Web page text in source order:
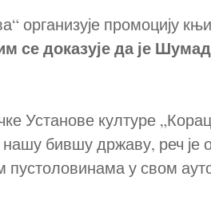
организује промоцију
се доказује да је
Установе културе
бившу државу, реч је
пустоловинама у свом